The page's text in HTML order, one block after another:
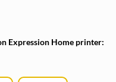
Expression Home printer: